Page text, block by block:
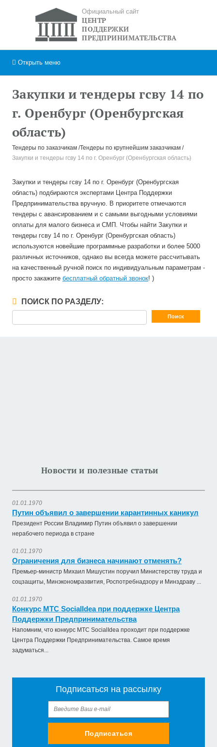
Официальный сайт
ЦЕНТР
ПОДДЕРЖКИ
ПРЕДПРИНИМАТЕЛЬСТВА
Открыть меню
Закупки и тендеры гсву 14 по
г. Оренбург (Оренбургская
область)
Тендеры по заказчикам Тендеры по крупнейшим заказчикам
Закупки и тендеры гсву 14 по г. Оренбург (Оренбургская область)
Закупки и тендеры гсву 14 по г. Оренбург (Оренбургская
область) подбираются экспертами Центра Поддержки
Предпринимательства вручную. В приоритете отмечаются
тендеры с авансированием и с самыми выгодными условиями
оплаты для малого бизнеса и СМП. Чтобы найти Закупки и
тендеры гсву 14 по г. Оренбург (Оренбургская область)
используются новейшие программные разработки и более 5000
различных источников, однако вы всегда можете рассчитывать
на качественный ручной поиск по индивидуальным параметрам -
просто закажите бесплатный обратный звонок! )
ПОИСК ПО РАЗДЕЛУ:
Новости и полезные статьи
01.01.1970
Путин объявил о завершении карантинных каникул
Президент России Владимир Путин объявил о завершении
нерабочего периода в стране
01.01.1970
Ограничения для бизнеса начинают отменять?
Премьер-министр Михаил Мишустин поручил Министерству труда и
соцзащиты, Минэкономразвития, Роспотребнадзору и Минздраву ...
01.01.1970
Конкурс МТС SocialIdea при поддержке Центра
Поддержки Предпринимательства
Напомним, что конкурс МТС SocialIdea проходит при поддержке
Центра Поддержки Предпринимательства. Самое время
задуматься...
Подписаться на рассылку
Подписаться